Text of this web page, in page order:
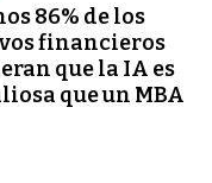
86% de los
financieros
que la IA es
que un MBA